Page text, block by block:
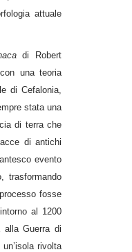
attuale
di Robert
una teoria
di Cefalonia,
stata una
di terra che
di antichi
evento
trasformando
fosse
al 1200
alla Guerra di
rivolta